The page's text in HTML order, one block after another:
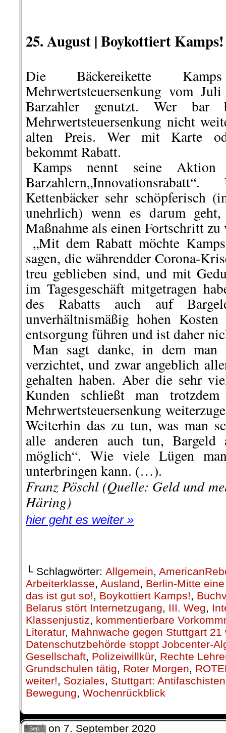
25. August | Boykottiert Kamps!
Die Bäckereikette
Mehrwertsteuersenkung vom
Barzahler genutzt. Wer bar
Mehrwertsteuersenkung nicht
alten Preis. Wer mit Karte
bekommt Rabatt.
Kamps nennt seine
Kettenbäcker sehr schöpferisch
unehrlich) wenn es darum
Maßnahme als einen Fortschritt
„Mit dem Rabatt möchte
sagen, die währendder Corona-
treu geblieben sind, und mit
im Tagesgeschäft mitgetragen
des Rabatts auch auf
unverhältnismäßig hohen
entsorgung führen und ist daher
Man sagt danke, in dem man
verzichtet, und zwar angeblich
gehalten haben. Aber die sehr
Kunden schließt man
Mehrwertsteuersenkung
Weiterhin das zu tun, was man
alle anderen auch tun, Bargeld
möglich“. Wie viele Lügen
unterbringen kann. (…).
Franz Pöschl (Quelle: Geld und
Häring)
hier geht es weiter »
└ Schlagwörter: Allgemein,
Arbeiterklasse, Ausland, Berlin-Mitte
das ist gut so!, Boykottiert Kamps!,
Belarus stört Internetzugang, III. Weg,
Klassenjustiz, kommentierbare
Literatur, Mahnwache gegen Stuttgart 21
Datenschutzbehörde stoppt Jobcenter-
Gesellschaft, Polizeiwillkür, Rechte
Grundschulen tätig, Roter Morgen,
weiter!, Soziales, Stuttgart:
Bewegung, Wochenrückblick
Sep. on 7. September 2020